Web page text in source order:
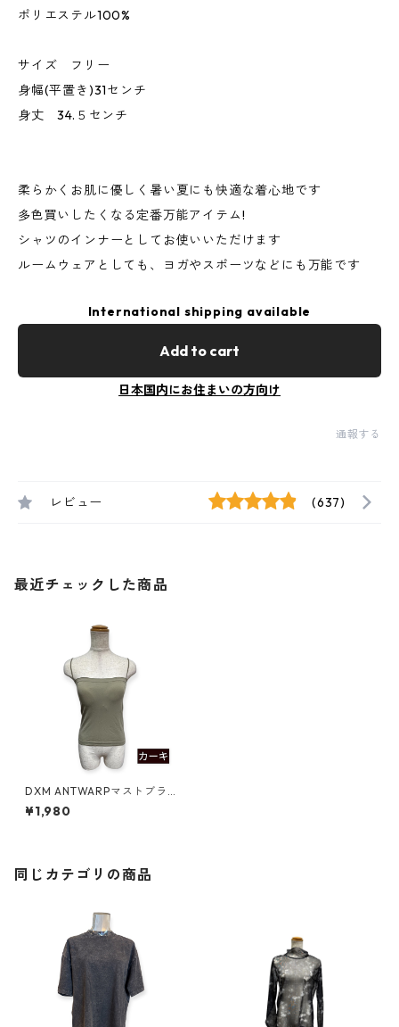
ポリエステル100%
サイズ フリー
身幅(平置き)31センチ
身丈 34.５センチ
柔らかくお肌に優しく暑い夏にも快適な着心地です
多色買いしたくなる定番万能アイテム!
シャツのインナーとしてお使いいただけます
ルームウェアとしても、ヨガやスポーツなどにも万能です
International shipping available
Add to cart
日本国内にお住まいの方向け
通報する
レビュー (637)
最近チェックした商品
DXM ANTWARPマストブラキ
ャミソール
¥1,980
同じカテゴリの商品